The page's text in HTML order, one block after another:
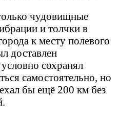
чудовищные
и толчки в
к месту полевого
доставлен
сохранял
самостоятельно, но
бы ещё 200 км без